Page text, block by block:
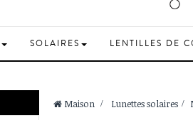
SOLAIRES LENTILLES DE
Maison > Lunettes solaires >